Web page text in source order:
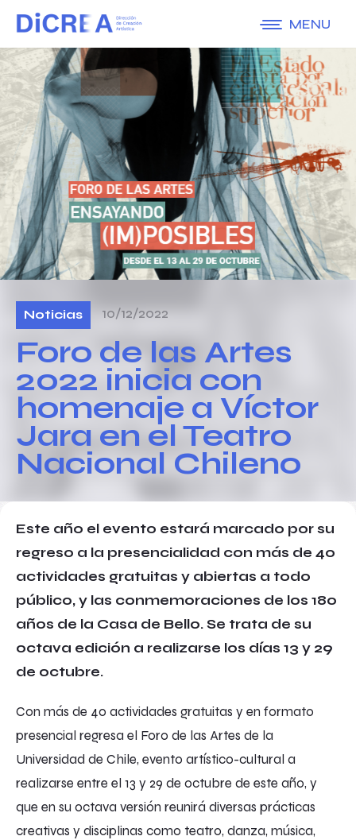
MENU
Noticias 10/12/2022
Foro de las Artes
2022 inicia con
homenaje a Víctor
Jara en el Teatro
Nacional Chileno
Este año el evento estará marcado por su
regreso a la presencialidad con más de 40
actividades gratuitas y abiertas a todo
público, y las conmemoraciones de los 180
años de la Casa de Bello. Se trata de su
octava edición a realizarse los días 13 y 29
de octubre.
Con más de 40 actividades gratuitas y en formato
presencial regresa el Foro de las Artes de la
Universidad de Chile, evento artístico-cultural a
realizarse entre el 13 y 29 de octubre de este año, y
que en su octava versión reunirá diversas prácticas
creativas y disciplinas como teatro, danza, música,